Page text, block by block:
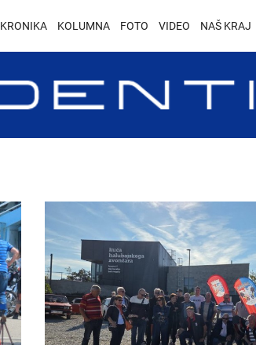
KRONIKA KOLUMNA FOTO VIDEO NAŠ KRAJ